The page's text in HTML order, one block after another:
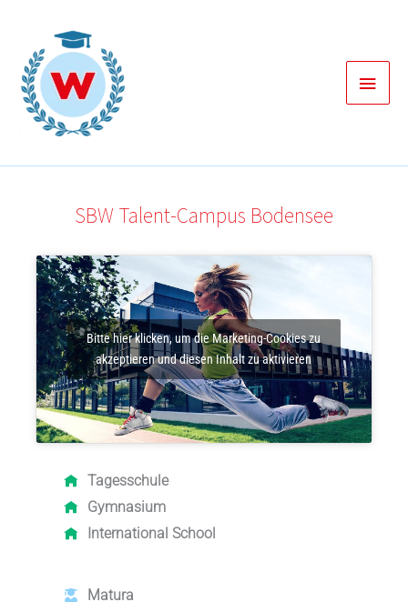
springen
SBW Talent-Campus Bodensee
Bitte hier klicken, um die Marketing-Cookies zu
akzeptieren und diesen Inhalt zu aktivieren
Tagesschule
Gymnasium
International School
Matura